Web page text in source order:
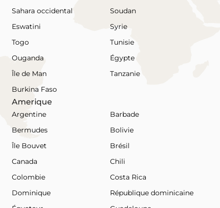
Sahara occidental
Soudan
Eswatini
Syrie
Togo
Tunisie
Ouganda
Égypte
Île de Man
Tanzanie
Burkina Faso
Amerique
Argentine
Barbade
Bermudes
Bolivie
Île Bouvet
Brésil
Canada
Chili
Colombie
Costa Rica
Dominique
République dominicaine